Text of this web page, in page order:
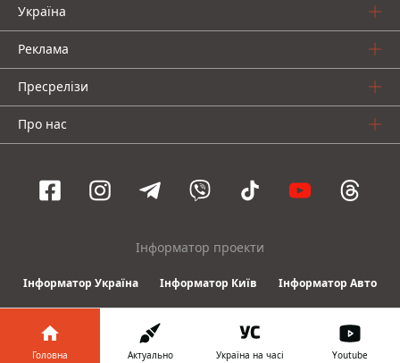
Україна
Реклама
Пресрелізи
Про нас
Інформатор проекти
Інформатор Україна Інформатор Київ Інформатор Авто
© 2016-2026 Informator
Головна Актуально Україна на часі Youtube